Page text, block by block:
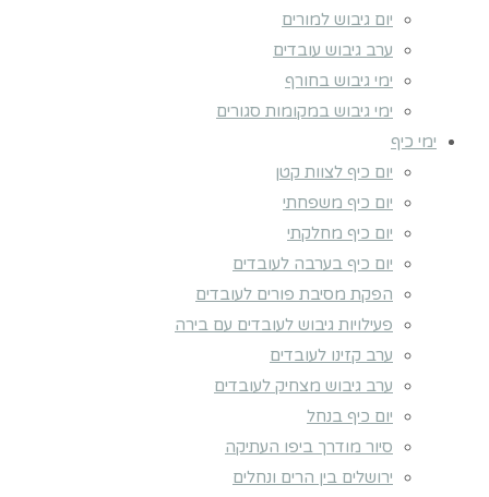
יום גיבוש למורים
ערב גיבוש עובדים
ימי גיבוש בחורף
ימי גיבוש במקומות סגורים
ימי כיף
יום כיף לצוות קטן
יום כיף משפחתי
יום כיף מחלקתי
יום כיף בערבה לעובדים
הפקת מסיבת פורים לעובדים
פעילויות גיבוש לעובדים עם בירה
ערב קזינו לעובדים
ערב גיבוש מצחיק לעובדים
יום כיף בנחל
סיור מודרך ביפו העתיקה
ירושלים בין הרים ונחלים